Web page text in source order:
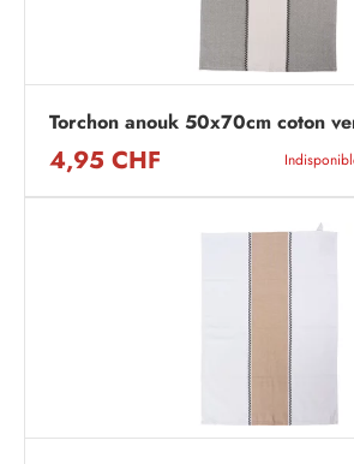
Torchon anouk 50x70cm coton
4,95 CHF